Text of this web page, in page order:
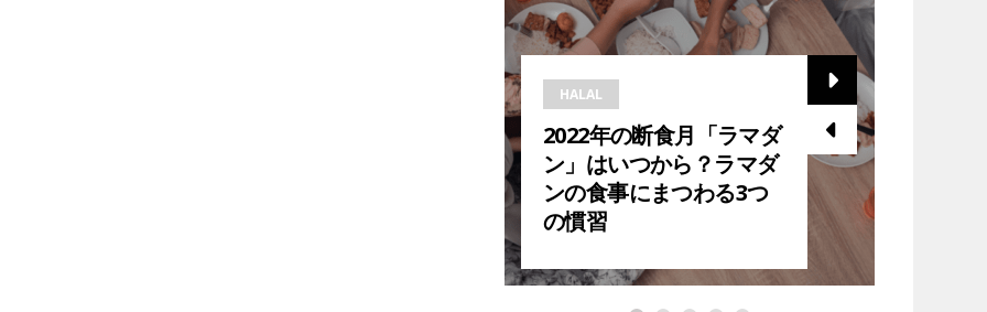
HALAL
2022年の断食月「ラマダ
ン」はいつから？ラマダ
ンの食事にまつわる3つ
の慣習